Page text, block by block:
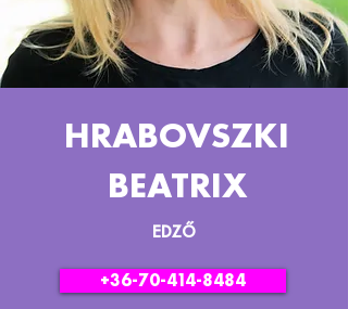
HRABOVSZKI
BEATRIX
EDZŐ
+36-70-414-8484